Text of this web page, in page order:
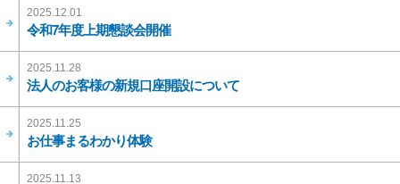
2025.12.01
令和7年度上期懇談会開催
2025.11.28
法人のお客様の新規口座開設について
2025.11.25
お仕事まるわかり体験
2025.11.13